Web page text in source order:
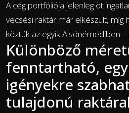
A cég portfóliója jelenleg öt
vecsési raktár már elkészült, míg
köztük az egyik Alsónémediben
Különböző
fenntartható,
igényekre
tulajdonú